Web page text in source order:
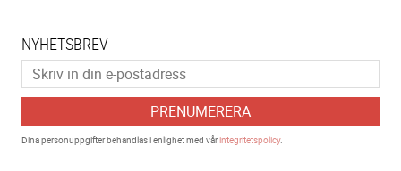
NYHETSBREV
PRENUMERERA
Dina personuppgifter behandlas i enlighet med vårintegritetspolicy.